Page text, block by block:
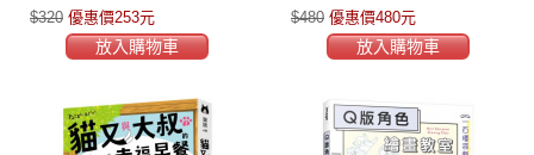
$320 優惠價253元
放入購物車
$480 優惠價480元
放入購物車